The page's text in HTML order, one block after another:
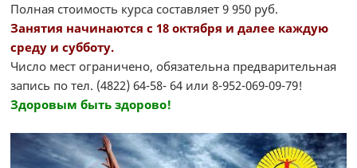
Полная стоимость курса составляет 9 950 руб.
Занятия начинаются с 18 октября и далее каждую
среду и субботу.
Число мест ограничено, обязательна предварительная
запись по тел. (4822) 64-58- 64 или 8-952-069-09-79!
Здоровым быть здорово!